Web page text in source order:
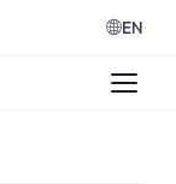
EN